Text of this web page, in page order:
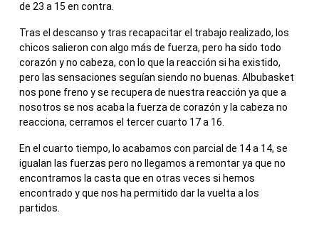
de 23 a 15 en contra.
Tras el descanso y tras recapacitar el trabajo realizado, los
chicos salieron con algo más de fuerza, pero ha sido todo
corazón y no cabeza, con lo que la reacción si ha existido,
pero las sensaciones seguían siendo no buenas. Albubasket
nos pone freno y se recupera de nuestra reacción ya que a
nosotros se nos acaba la fuerza de corazón y la cabeza no
reacciona, cerramos el tercer cuarto 17 a 16.
En el cuarto tiempo, lo acabamos con parcial de 14 a 14, se
igualan las fuerzas pero no llegamos a remontar ya que no
encontramos la casta que en otras veces si hemos
encontrado y que nos ha permitido dar la vuelta a los
partidos.